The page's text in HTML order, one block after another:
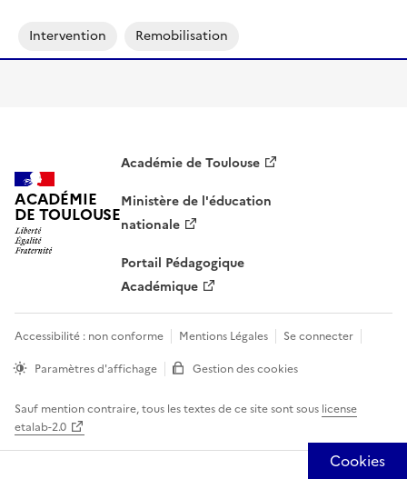
Intervention Remobilisation
ACADÉMIE
DE TOULOUSE
Académie de Toulouse
Ministère de l'éducation
nationale
Portail Pédagogique
Académique
Accessibilité : non conforme Mentions Légales
Se connecter
Paramètres d'affichage
Gestion des cookies
Sauf mention contraire, tous les textes de ce site sont sous license
etalab-2.0
de gestion des cookies